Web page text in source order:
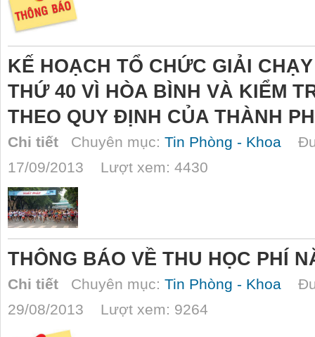
KẾ HOẠCH TỔ CHỨC GIẢI
THỨ 40 VÌ HÒA BÌNH VÀ KIỂM
THEO QUY ĐỊNH CỦA THÀNH
Chi tiết Chuyên mục: Tin Phòng - Khoa
17/09/2013 Lượt xem: 4430
THÔNG BÁO VỀ THU HỌC PHÍ
Chi tiết Chuyên mục: Tin Phòng - Khoa
29/08/2013 Lượt xem: 9264